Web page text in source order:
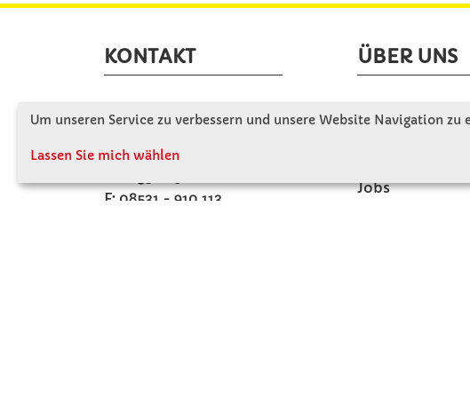
KONTAKT
Winkler Schulbedarf GmbH
D - 94060 Pocking
F: 08531 - 910 113
ÜBER UNS
Wir stellen uns
Jobs
Um unseren Service zu verbessern und unsere Website Navigation
Lassen Sie mich wählen